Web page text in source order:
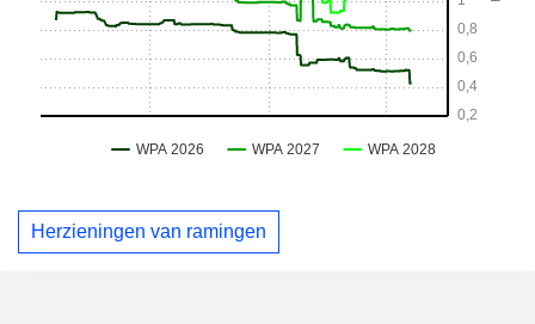
Herzieningen van ramingen